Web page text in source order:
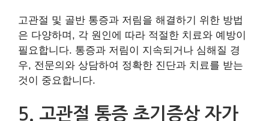
고관절 및 골반 통증과 저림을 해결하기 위한 방법
은 다양하며, 각 원인에 따라 적절한 치료와 예방이
필요합니다. 통증과 저림이 지속되거나 심해질 경
우, 전문의와 상담하여 정확한 진단과 치료를 받는
것이 중요합니다.
5. 고관절 통증 초기증상 자가